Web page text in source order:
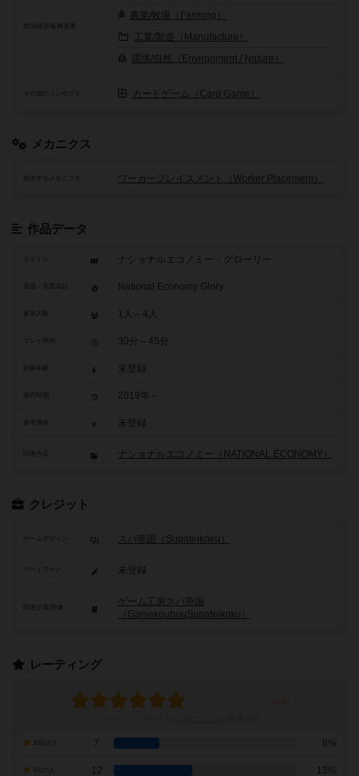
政治経済/各種産業
農業/牧場（Farming）
工業/製造（Manufacture）
環境/自然（Environment / Nature）
その他のコンセプト カードゲーム（Card Game）
メカニクス
頻出するメカニクス ワーカープレイスメント（Worker Placement）
作品データ
タイトル ナショナルエコノミー・グローリー
National Economy Glory
参加人数 1人～4人
30分～45分
未登録
2019年～
参考価格 未登録
関連作品 ナショナルエコノミー（NATIONAL ECONOMY）
クレジット
ゲームデザイン スパ帝国（Supateikoku）
アートワーク 未登録
ゲーム工房スパ帝国
（GamekoubouSupateikoku）
レーティング
7 8%
12 13%